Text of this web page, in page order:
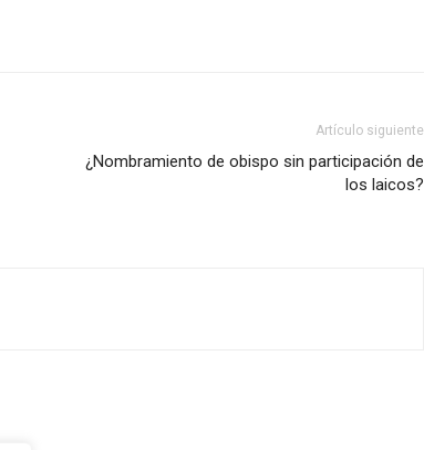
Artículo siguiente
¿Nombramiento de obispo sin participación de
los laicos?